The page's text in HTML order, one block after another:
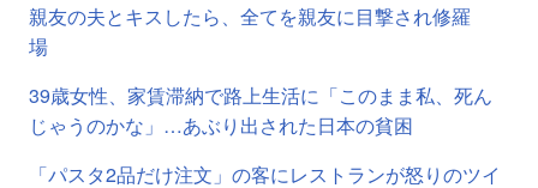
親友の夫とキスしたら、全てを親友に目撃され修羅
場
39歳女性、家賃滞納で路上生活に「このまま私、死ん
じゃうのかな」…あぶり出された日本の貧困
「パスタ2品だけ注文」の客にレストランが怒りのツイ